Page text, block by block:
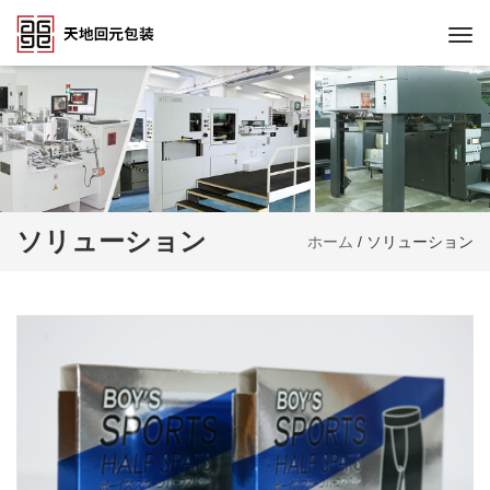
ソリューション ホーム / ソリューション